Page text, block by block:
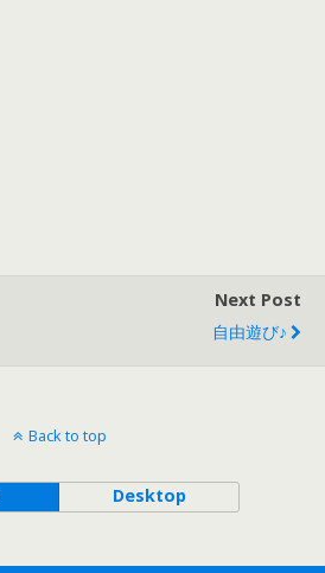
Next Post
自由遊び♪
Back to top
Desktop